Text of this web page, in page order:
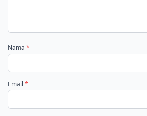
Nama *
Email *